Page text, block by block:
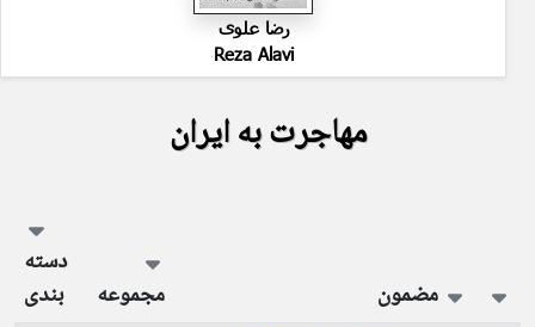
رضا علوى
Reza Alavi
مهاجرت به ایران
مضمون مجموعه
دسته
بندی